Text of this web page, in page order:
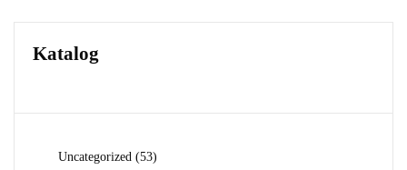
Katalog
Uncategorized 5353